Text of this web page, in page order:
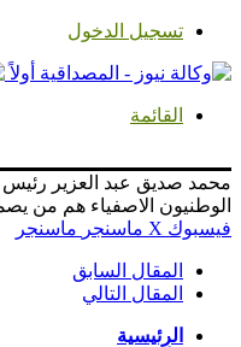
تسجيل الدخول
القائمة
محمد صديق عبد العزير
الوطنيون الاصفياء هم من
فيسبوك ‫X ماسنجر ماسنجر
المقال السابق
المقال التالي
الرئيسية